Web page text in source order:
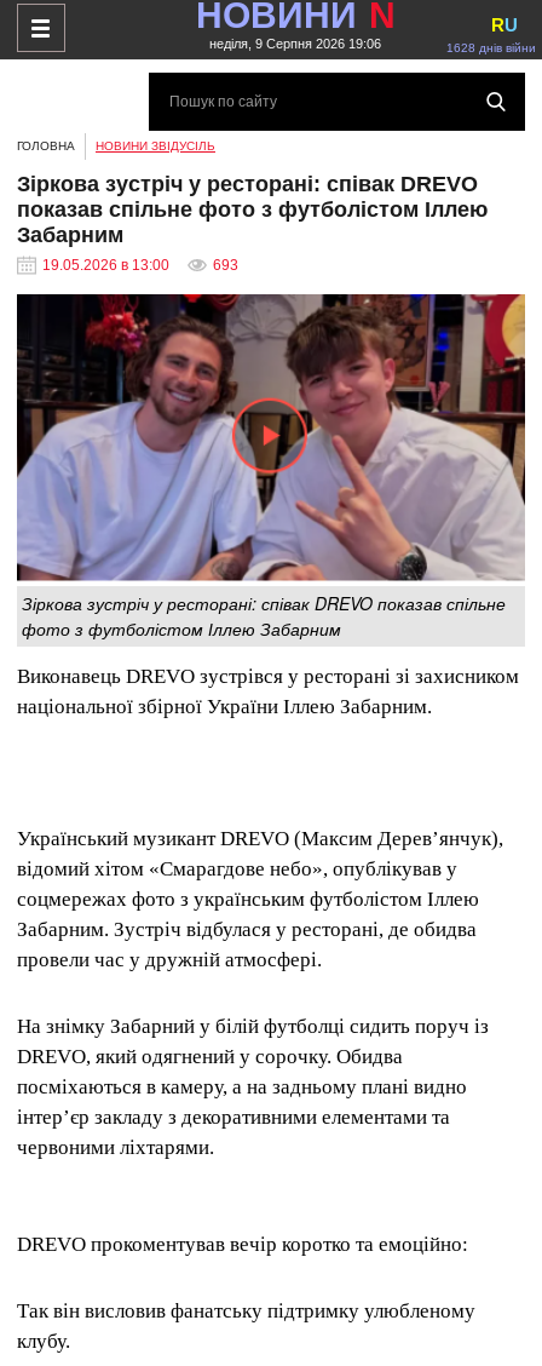
НОВИНИ N
неділя, 9 Серпня 2026 19:06 1628 днів війни
RU
ГОЛОВНА НОВИНИ ЗВІДУСІЛЬ
Зіркова зустріч у ресторані: співак DREVO
показав спільне фото з футболістом Іллею
Забарним
19.05.2026 в 13:00 693
Зіркова зустріч у ресторані: співак DREVO показав спільне
фото з футболістом Іллею Забарним
Виконавець DREVO зустрівся у ресторані зі захисником
національної збірної України Іллею Забарним.
Український музикант DREVO (Максим Дерев’янчук),
відомий хітом «Смарагдове небо», опублікував у
соцмережах фото з українським футболістом Іллею
Забарним. Зустріч відбулася у ресторані, де обидва
провели час у дружній атмосфері.
На знімку Забарний у білій футболці сидить поруч із
DREVO, який одягнений у сорочку. Обидва
посміхаються в камеру, а на задньому плані видно
інтер’єр закладу з декоративними елементами та
червоними ліхтарями.
DREVO прокоментував вечір коротко та емоційно:
Так він висловив фанатську підтримку улюбленому
клубу.